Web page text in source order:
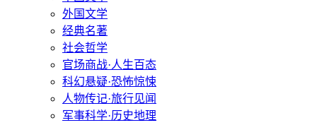
外国文学
经典名著
社会哲学
官场商战·人生百态
科幻悬疑·恐怖惊悚
人物传记·旅行见闻
军事科学·历史地理